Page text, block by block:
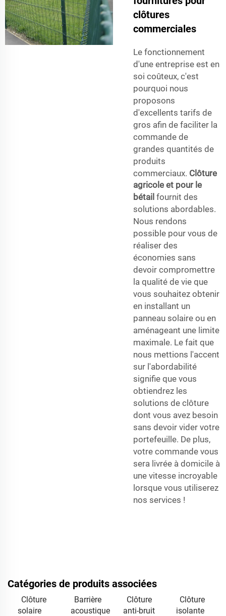
clôtures
commerciales
Le fonctionnement
d'une entreprise est en
soi coûteux, c'est
pourquoi nous
proposons
d'excellents tarifs de
gros afin de faciliter la
commande de
grandes quantités de
produits
commerciaux. Clôture
agricole et pour le
bétail fournit des
solutions abordables.
Nous rendons
possible pour vous de
réaliser des
économies sans
devoir compromettre
la qualité de vie que
vous souhaitez obtenir
en installant un
panneau solaire ou en
aménageant une limite
maximale. Le fait que
nous mettions l'accent
sur l'abordabilité
signifie que vous
obtiendrez les
solutions de clôture
dont vous avez besoin
sans devoir vider votre
portefeuille. De plus,
votre commande vous
sera livrée à domicile à
une vitesse incroyable
lorsque vous utiliserez
nos services !
Catégories de produits associées
Clôture
solaire
Barrière
acoustique
Clôture
anti-bruit
Clôture
isolante